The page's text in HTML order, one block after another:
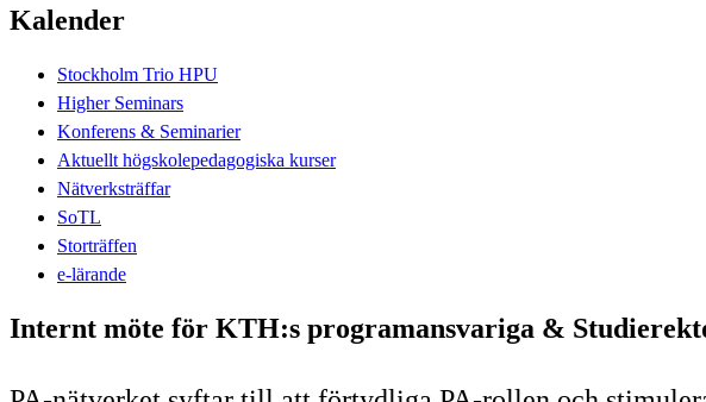
Kalender
Stockholm Trio HPU
Higher Seminars
Konferens & Seminarier
Aktuellt högskolepedagogiska kurser
Nätverksträffar
SoTL
Storträffen
e-lärande
Internt möte för KTH:s programansvariga &